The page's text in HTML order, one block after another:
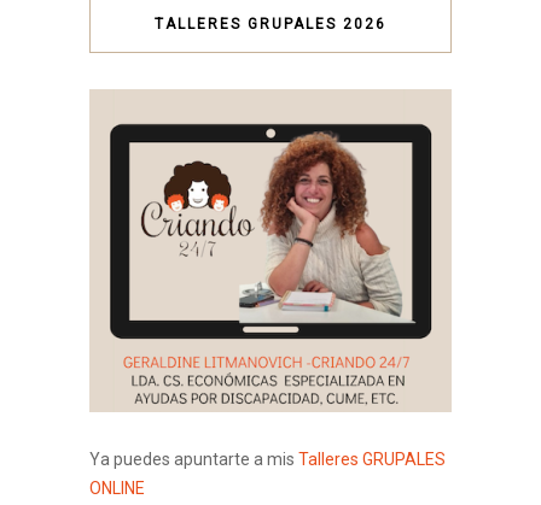
TALLERES GRUPALES 2026
Ya puedes apuntarte a mis Talleres GRUPALES
ONLINE